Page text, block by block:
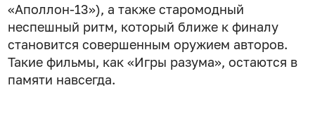
«Аполлон-13»), а также старомодный
неспешный ритм, который ближе к финалу
становится совершенным оружием авторов.
Такие фильмы, как «Игры разума», остаются в
памяти навсегда.